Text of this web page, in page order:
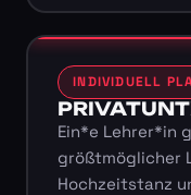
INDIVIDUELL
Ein*e Lehrer*in
größtmöglicher
Hochzeitstanz